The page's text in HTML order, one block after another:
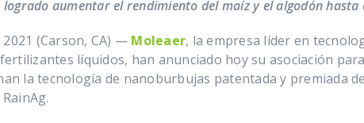
logrado aumentar el rendimiento del maíz y el algodón
2021 (Carson, CA) — Moleaer, la empresa líder en
líquidos, han anunciado hoy su asociación
la tecnología de nanoburbujas patentada y premiada